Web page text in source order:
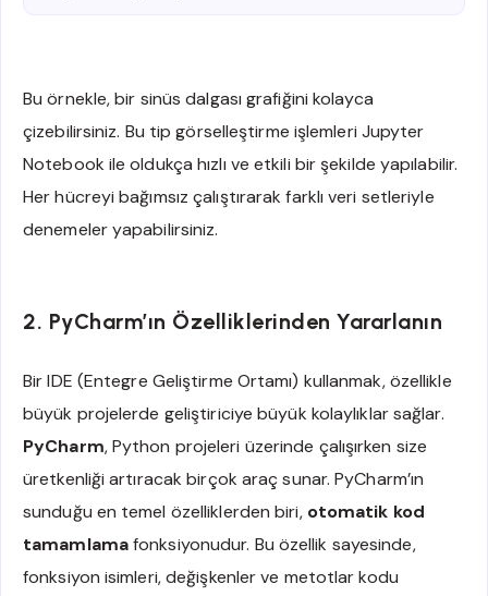
Bu örnekle, bir sinüs dalgası grafiğini kolayca
çizebilirsiniz. Bu tip görselleştirme işlemleri Jupyter
Notebook ile oldukça hızlı ve etkili bir şekilde yapılabilir.
Her hücreyi bağımsız çalıştırarak farklı veri setleriyle
denemeler yapabilirsiniz.
2. PyCharm’ın Özelliklerinden Yararlanın
Bir IDE (Entegre Geliştirme Ortamı) kullanmak, özellikle
büyük projelerde geliştiriciye büyük kolaylıklar sağlar.
PyCharm, Python projeleri üzerinde çalışırken size
üretkenliği artıracak birçok araç sunar. PyCharm’ın
sunduğu en temel özelliklerden biri, otomatik kod
tamamlamafonksiyonudur. Bu özellik sayesinde,
fonksiyon isimleri, değişkenler ve metotlar kodu